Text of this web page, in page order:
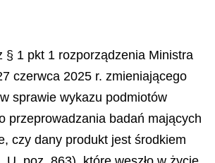
§ 1 pkt 1 rozporządzenia Ministra
czerwca 2025 r. zmieniającego
sprawie wykazu podmiotów
przeprowadzania badań mających
czy dany produkt jest środkiem